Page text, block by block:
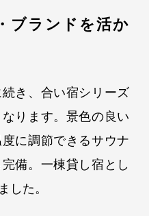
ブランドを活か
き、合い宿シリーズ
ります。景色の良い
に調節できるサウナ
備。一棟貸し宿とし
した。